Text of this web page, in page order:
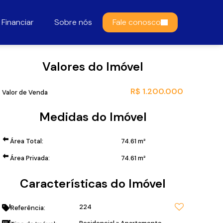
Fale conosco
Sobre nós
Financiar
Valores do Imóvel
R$ 1.200.000
Valor de Venda
Medidas do Imóvel
Área Total: 74.61 m²
Área Privada:
74.61 m²
Características do Imóvel
Referência: 224